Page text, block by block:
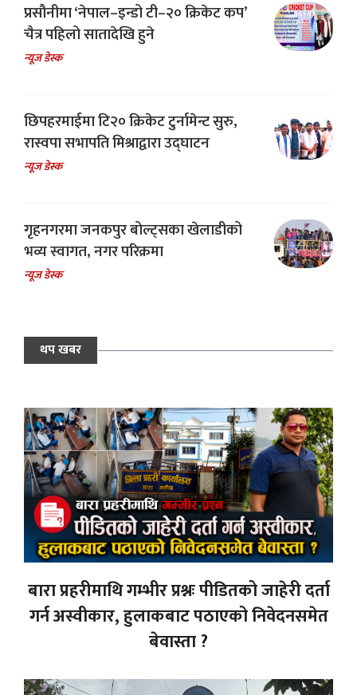
प्रसौनीमा ‘नेपाल–इन्डो टी–२० क्रिकेट कप’
चैत्र पहिलो सातादेखि हुने
न्यूज डेस्क
छिपहरमाईमा टि२० क्रिकेट टुर्नामेन्ट सुरु,
रास्वपा सभापति मिश्राद्वारा उद्घाटन
न्यूज डेस्क
गृहनगरमा जनकपुर बोल्ट्सका खेलाडीको
भव्य स्वागत, नगर परिक्रमा
न्यूज डेस्क
थप खबर
बारा प्रहरीमाथि गम्भीर प्रश्नः पीडितको जाहेरी दर्ता
गर्न अस्वीकार, हुलाकबाट पठाएको निवेदनसमेत
बेवास्ता ?